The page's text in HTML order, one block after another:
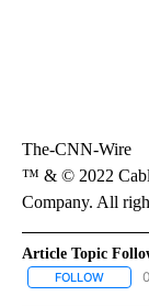
The-CNN-Wire
™ & © 2022
Company. All
Article Topic
FOLLOW